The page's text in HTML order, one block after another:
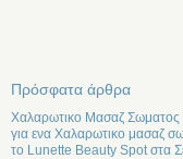
Πρόσφατα άρθρα
Χαλαρωτικο Μασαζ
για ενα Χαλαρωτικο μασαζ
το Lunette Beauty Spot στα